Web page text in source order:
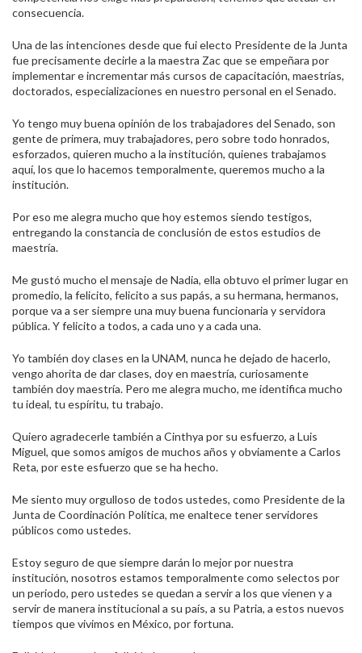
consecuencia.
Una de las intenciones desde que fui electo Presidente de la Junta
fue precisamente decirle a la maestra Zac que se empeñara por
implementar e incrementar más cursos de capacitación, maestrías,
doctorados, especializaciones en nuestro personal en el Senado.
Yo tengo muy buena opinión de los trabajadores del Senado, son
gente de primera, muy trabajadores, pero sobre todo honrados,
esforzados, quieren mucho a la institución, quienes trabajamos
aquí, los que lo hacemos temporalmente, queremos mucho a la
institución.
Por eso me alegra mucho que hoy estemos siendo testigos,
entregando la constancia de conclusión de estos estudios de
maestría.
Me gustó mucho el mensaje de Nadia, ella obtuvo el primer lugar en
promedio, la felicito, felicito a sus papás, a su hermana, hermanos,
porque va a ser siempre una muy buena funcionaria y servidora
pública. Y felicito a todos, a cada uno y a cada una.
Yo también doy clases en la UNAM, nunca he dejado de hacerlo,
vengo ahorita de dar clases, doy en maestría, curiosamente
también doy maestría. Pero me alegra mucho, me identifica mucho
tu ideal, tu espíritu, tu trabajo.
Quiero agradecerle también a Cinthya por su esfuerzo, a Luis
Miguel, que somos amigos de muchos años y obviamente a Carlos
Reta, por este esfuerzo que se ha hecho.
Me siento muy orgulloso de todos ustedes, como Presidente de la
Junta de Coordinación Política, me enaltece tener servidores
públicos como ustedes.
Estoy seguro de que siempre darán lo mejor por nuestra
institución, nosotros estamos temporalmente como selectos por
un periodo, pero ustedes se quedan a servir a los que vienen y a
servir de manera institucional a su país, a su Patria, a estos nuevos
tiempos que vivimos en México, por fortuna.